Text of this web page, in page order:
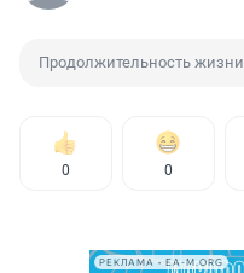
Продолжительность жизни
0 0
РЕКЛАМА • EA-M.ORG